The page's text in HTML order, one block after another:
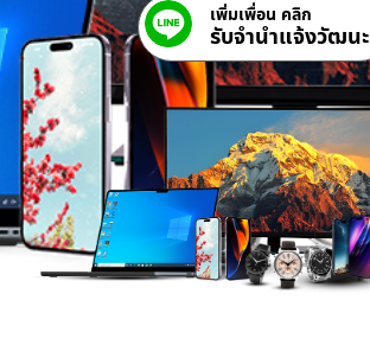
เพิ่มเพื่อน คลิก
รับจํานําแจ้งวัฒนะ